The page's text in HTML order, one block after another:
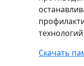
Скачать